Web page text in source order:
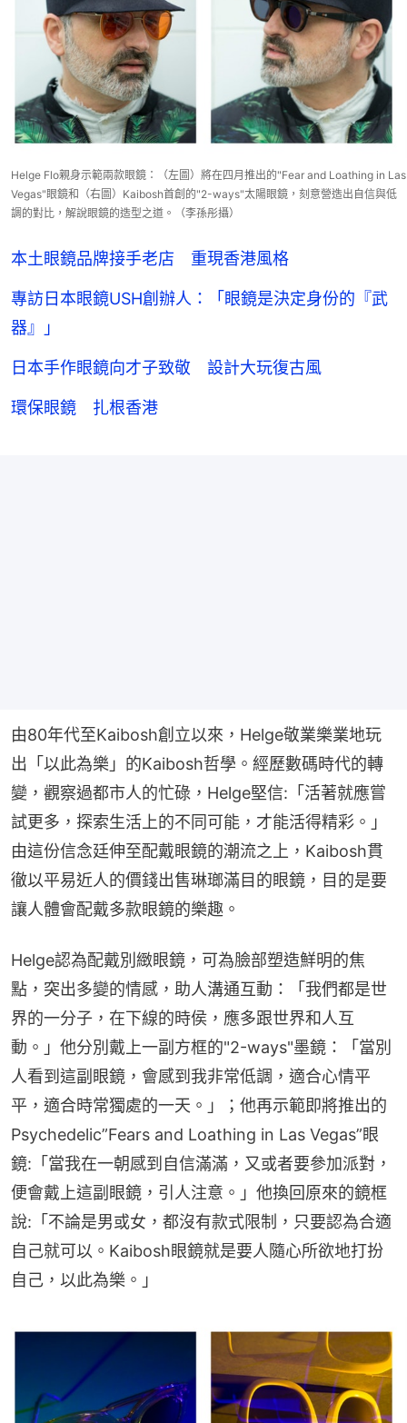
Helge Flo親身示範兩款眼鏡：（左圖）將在四月推出的"Fear and Loathing in Las
Vegas"眼鏡和（右圖）Kaibosh首創的"2-ways"太陽眼鏡，刻意營造出自信與低
調的對比，解說眼鏡的造型之道。（李孫彤攝）
本土眼鏡品牌接手老店 重現香港風格
專訪日本眼鏡USH創辦人：「眼鏡是決定身份的『武
器』」
日本手作眼鏡向才子致敬 設計大玩復古風
環保眼鏡 扎根香港
由80年代至Kaibosh創立以來，Helge敬業樂業地玩
出「以此為樂」的Kaibosh哲學。經歷數碼時代的轉
變，觀察過都市人的忙碌，Helge堅信:「活著就應嘗
試更多，探索生活上的不同可能，才能活得精彩。」
由這份信念廷伸至配戴眼鏡的潮流之上，Kaibosh貫
徹以平易近人的價錢出售琳瑯滿目的眼鏡，目的是要
讓人體會配戴多款眼鏡的樂趣。
Helge認為配戴別緻眼鏡，可為臉部塑造鮮明的焦
點，突出多變的情感，助人溝通互動：「我們都是世
界的一分子，在下線的時侯，應多跟世界和人互
動。」他分別戴上一副方框的"2-ways"墨鏡：「當別
人看到這副眼鏡，會感到我非常低調，適合心情平
平，適合時常獨處的一天。」；他再示範即將推出的
Psychedelic”Fears and Loathing in Las Vegas”眼
鏡:「當我在一朝感到自信滿滿，又或者要參加派對，
便會戴上這副眼鏡，引人注意。」他換回原來的鏡框
說:「不論是男或女，都沒有款式限制，只要認為合適
自己就可以。Kaibosh眼鏡就是要人隨心所欲地打扮
自己，以此為樂。」